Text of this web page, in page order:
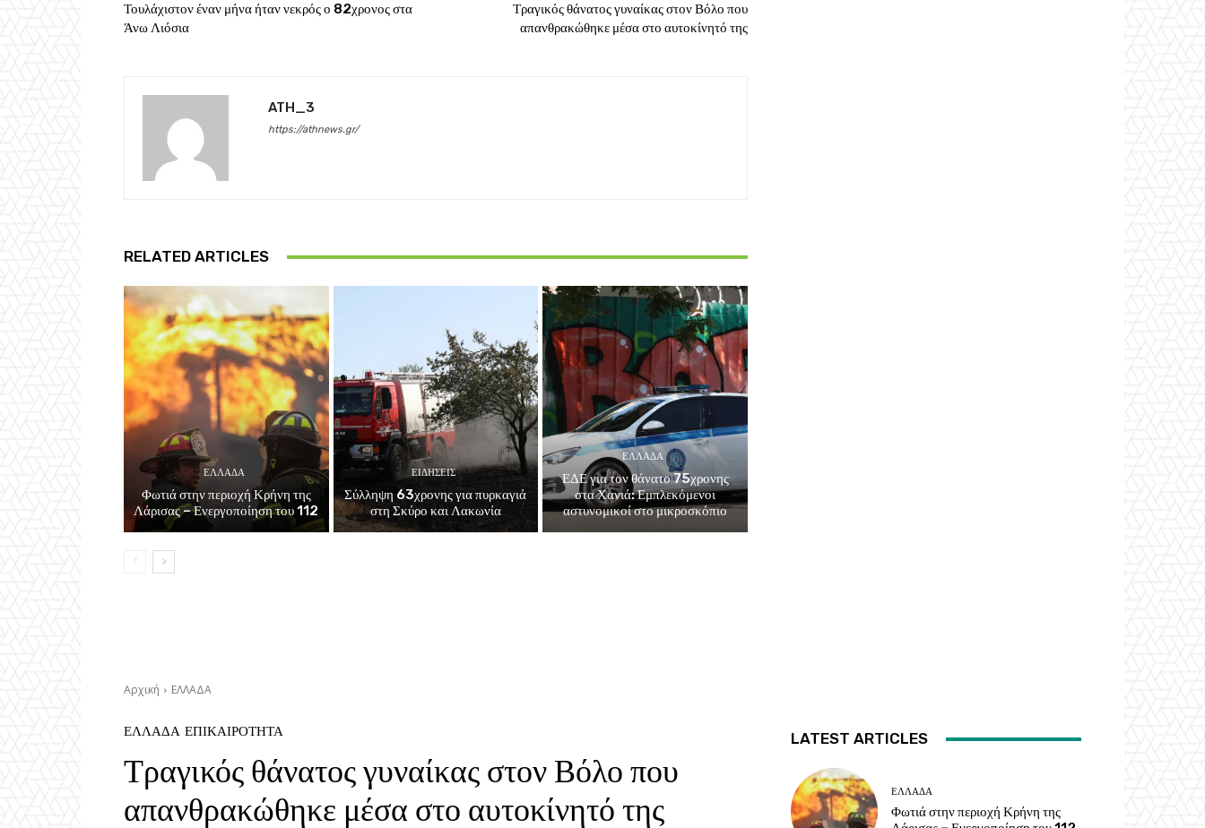
Τουλάχιστον έναν μήνα ήταν νεκρός ο 82χρονος στα
Άνω Λιόσια
Τραγικός θάνατος γυναίκας στον Βόλο που
απανθρακώθηκε μέσα στο αυτοκίνητό της
ATH_3
https://athnews.gr/
RELATED ARTICLES
ΕΛΛΑΔΑ
Φωτιά στην περιοχή Κρήνη της
Λάρισας – Ενεργοποίηση του 112
ΕΙΔΗΣΕΙΣ
Σύλληψη 63χρονης για πυρκαγιά
στη Σκύρο και Λακωνία
ΕΛΛΑΔΑ
ΕΔΕ για τον θάνατο 75χρονης
στα Χανιά: Εμπλεκόμενοι
αστυνομικοί στο μικροσκόπιο